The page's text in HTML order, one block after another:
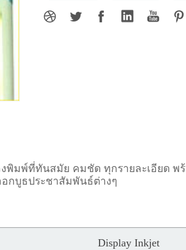
งพิมพ์ที่ทันสมัย คมชัด ทุกรายละเอียด พ
อกบูธประชาสัมพันธ์ต่างๆ
Display Inkjet